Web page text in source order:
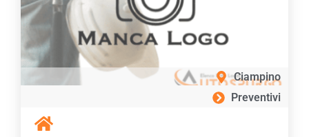
Ciampino
Preventivi